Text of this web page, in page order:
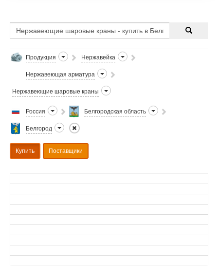
Продукция Нержавейка
Нержавеющая арматура
Нержавеющие шаровые краны
Россия Белгородская область
Белгород
Купить Поставщики